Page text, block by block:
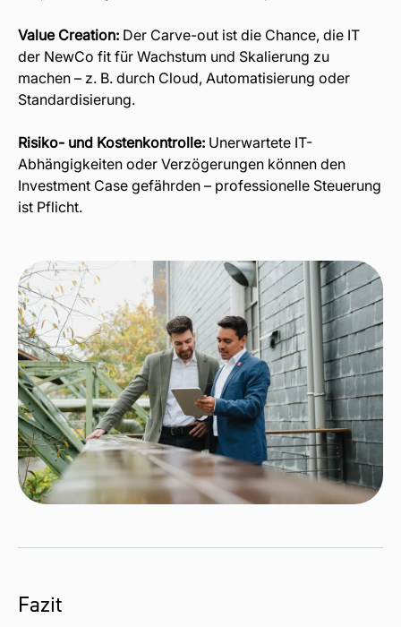
Value Creation: Der Carve-out ist die Chance, die IT
der NewCo fit für Wachstum und Skalierung zu
machen – z. B. durch Cloud, Automatisierung oder
Standardisierung.
Risiko- und Kostenkontrolle: Unerwartete IT-
Abhängigkeiten oder Verzögerungen können den
Investment Case gefährden – professionelle Steuerung
ist Pflicht.
Fazit